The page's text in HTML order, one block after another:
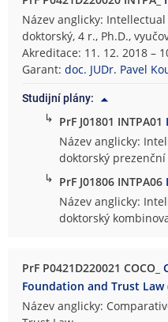
Název anglicky:
doktorský, 4 r., Ph.D.,
Akreditace: 11. 12. 2018 –
Garant:doc. JUDr. Pavel
Studijní plány:
↳ PrF J01801 INTPA01
Název anglicky:
doktorský prezenční
↳ PrF J01806 INTPA06
Název anglicky:
doktorský
PrF P0421D220021 COCO_
Foundation and Trust Law
Název anglicky: